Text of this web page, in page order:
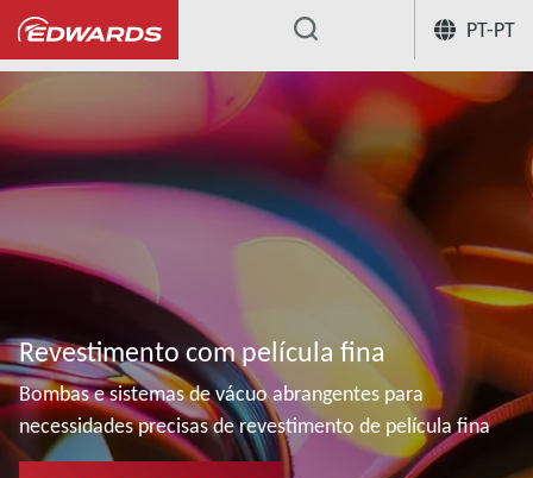
PT-PT
...
Revestimento com película fina
Bombas e sistemas de vácuo abrangentes para
necessidades precisas de revestimento de película fina